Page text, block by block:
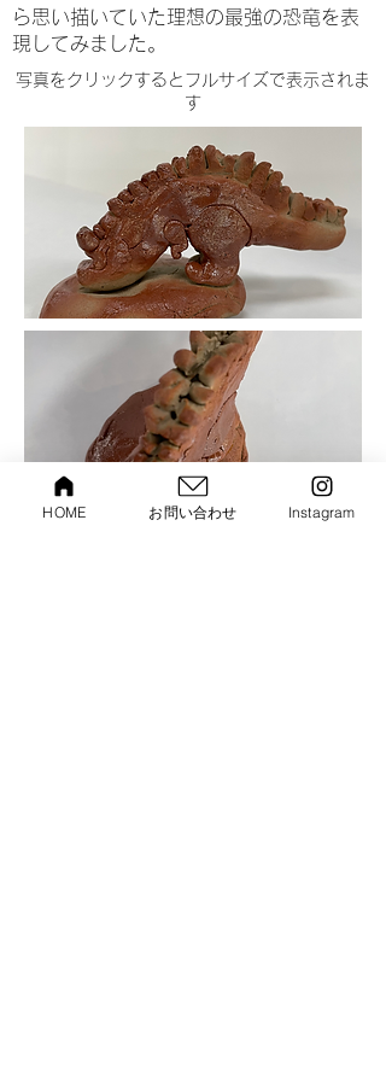
ら思い描いていた理想の最強の恐竜を表
現してみました。
​写真をクリックするとフルサイズで表示されま
す
HOME お問い合わせ Instagram